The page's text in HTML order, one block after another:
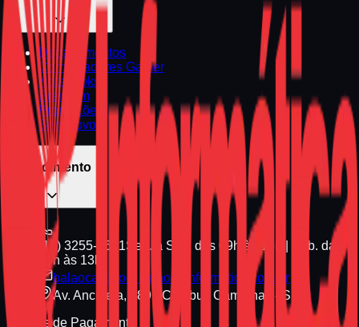
Departamentos
Computadores Gamer
Notebooks
Premium
Promoções
Seminovos
Atendimento
(19) 3255-1661Seg. a Sex. das 09h às 18h | Sáb. das
09h às 13h
balaocastelo@balaodainformatica.com.br
Av. Anchieta, 789 - Cambuí, Campinas - SP
Formas de Pagamento